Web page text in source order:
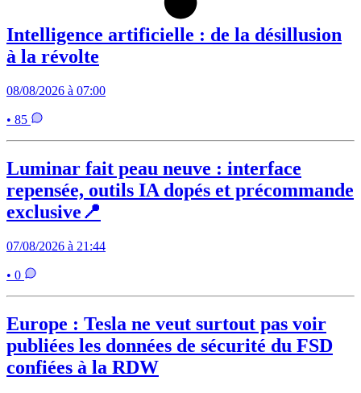
Intelligence artificielle : de la désillusion
à la révolte
08/08/2026 à 07:00
• 85
Luminar fait peau neuve : interface
repensée, outils IA dopés et précommande
exclusive📍
07/08/2026 à 21:44
• 0
Europe : Tesla ne veut surtout pas voir
publiées les données de sécurité du FSD
confiées à la RDW